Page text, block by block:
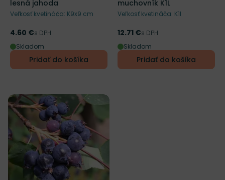
lesná jahoda
Veľkosť kvetináča: K9x9 cm
Cena
4.60 €s DPH
Skladom
Pridať do košíka
muchovník K1L
Veľkosť kvetináča: K1l
Cena
12.71 €s DPH
Skladom
Pridať do košíka